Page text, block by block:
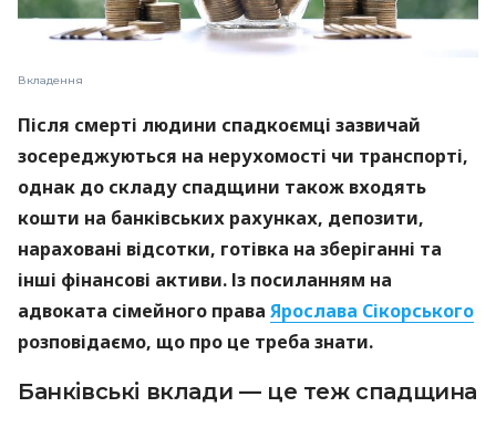
Вкладення
Після смерті людини спадкоємці зазвичай
зосереджуються на нерухомості чи транспорті,
однак до складу спадщини також входять
кошти на банківських рахунках, депозити,
нараховані відсотки, готівка на зберіганні та
інші фінансові активи. Із посиланням на
адвоката сімейного права Ярослава Сікорського
розповідаємо, що про це треба знати.
Банківські вклади — це теж спадщина